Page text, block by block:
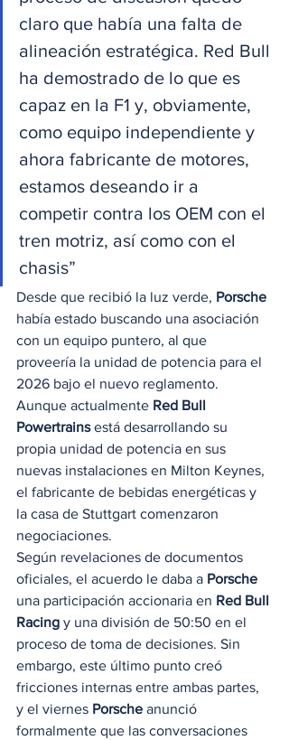
claro que había una falta de
alineación estratégica. Red Bull
ha demostrado de lo que es
capaz en la F1 y, obviamente,
como equipo independiente y
ahora fabricante de motores,
estamos deseando ir a
competir contra los OEM con el
tren motriz, así como con el
chasis”
Desde que recibió la luz verde, Porsche
había estado buscando una asociación
con un equipo puntero, al que
proveería la unidad de potencia para el
2026 bajo el nuevo reglamento.
Aunque actualmente Red Bull
Powertrains está desarrollando su
propia unidad de potencia en sus
nuevas instalaciones en Milton Keynes,
el fabricante de bebidas energéticas y
la casa de Stuttgart comenzaron
negociaciones.
Según revelaciones de documentos
oficiales, el acuerdo le daba a Porsche
una participación accionaria en Red Bull
Racing y una división de 50:50 en el
proceso de toma de decisiones. Sin
embargo, este último punto creó
fricciones internas entre ambas partes,
y el viernes Porsche anunció
formalmente que las conversaciones